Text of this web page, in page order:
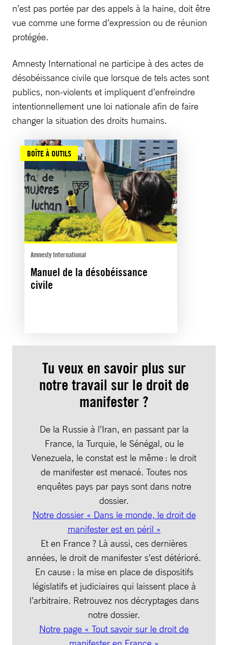
n’est pas portée par des appels à la haine, doit être
vue comme une forme d’expression ou de réunion
protégée.
Amnesty International ne participe à des actes de
désobéissance civile que lorsque de tels actes sont
publics, non-violents et impliquent d’enfreindre
intentionnellement une loi nationale afin de faire
changer la situation des droits humains.
BOÎTE À OUTILS
Amnesty International
Manuel de la désobéissance
civile
Tu veux en savoir plus sur
notre travail sur le droit de
manifester ?
De la Russie à l’Iran, en passant par la
France, la Turquie, le Sénégal, ou le
Venezuela, le constat est le même : le droit
de manifester est menacé. Toutes nos
enquêtes pays par pays sont dans notre
dossier.
Notre dossier « Dans le monde, le droit de
manifester est en péril »
Et en France ? Là aussi, ces dernières
années, le droit de manifester s’est détérioré.
En cause : la mise en place de dispositifs
législatifs et judiciaires qui laissent place à
l’arbitraire. Retrouvez nos décryptages dans
notre dossier.
Notre page « Tout savoir sur le droit de